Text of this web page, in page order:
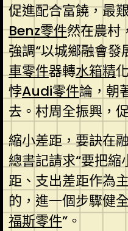
促進配合富饒，最
Benz零件然在農村
強調“以城鄉融會
車零件器轉水箱精
悖Audi零件論，朝
去。村周全振興，
縮小差距，要訣在
總書記請求“要把
距、支出差距作為
的，進一個步驟健
福斯零件”。